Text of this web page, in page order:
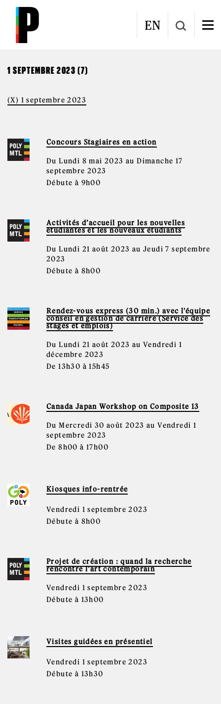
Aller au contenu principal
EN
CALENDRIER
1 SEPTEMBRE 2023 (7)
(X) 1 septembre 2023
Concours Stagiaires en action
Du Lundi 8 mai 2023 au Dimanche 17
septembre 2023
Débute à 9h00
Activités d’accueil pour les nouvelles
étudiantes et les nouveaux étudiants
Du Lundi 21 août 2023 au Jeudi 7 septembre
2023
Débute à 8h00
Rendez-vous express (30 min.) avec l'équipe
conseil en gestion de carrière (Service des
stages et emplois)
Du Lundi 21 août 2023 au Vendredi 1
décembre 2023
De 13h30 à 15h45
Canada Japan Workshop on Composite 13
Du Mercredi 30 août 2023 au Vendredi 1
septembre 2023
De 8h00 à 17h00
Kiosques info-rentrée
Vendredi 1 septembre 2023
Débute à 8h00
Projet de création : quand la recherche
rencontre l’art contemporain
Vendredi 1 septembre 2023
Débute à 13h00
Visites guidées en présentiel
Vendredi 1 septembre 2023
Débute à 13h30